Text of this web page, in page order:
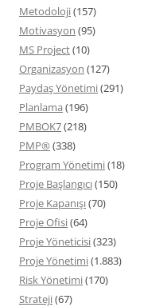
Metodoloji(157)
Motivasyon (95)
MS Project(10)
Organizasyon (127)
Paydaş Yönetimi(291)
Planlama (196)
PMBOK7(218)
PMP® (338)
Program Yönetimi(18)
Proje Başlangıcı(150)
Proje Kapanışı(70)
Proje Ofisi(64)
Proje Yöneticisi(323)
Proje Yönetimi(1.883)
Risk Yönetimi(170)
Strateji(67)